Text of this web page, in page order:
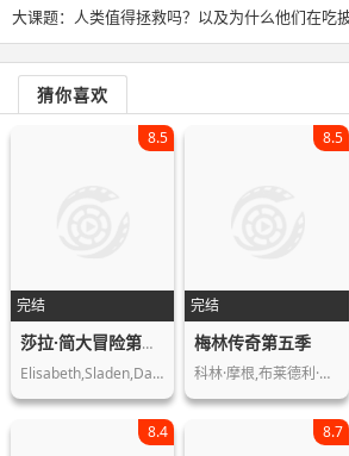
大课题：人类值得拯救吗？以及为什么他们在吃
猜你喜欢
完结
8.5
莎拉·简大冒险第五季
Elisabeth,Sladen,Daniel,Anthony,Anjl…
完结
8.5
梅林传奇第五季
科林·摩根,布莱德利·詹姆斯,凯蒂·麦…
8.4 8.7